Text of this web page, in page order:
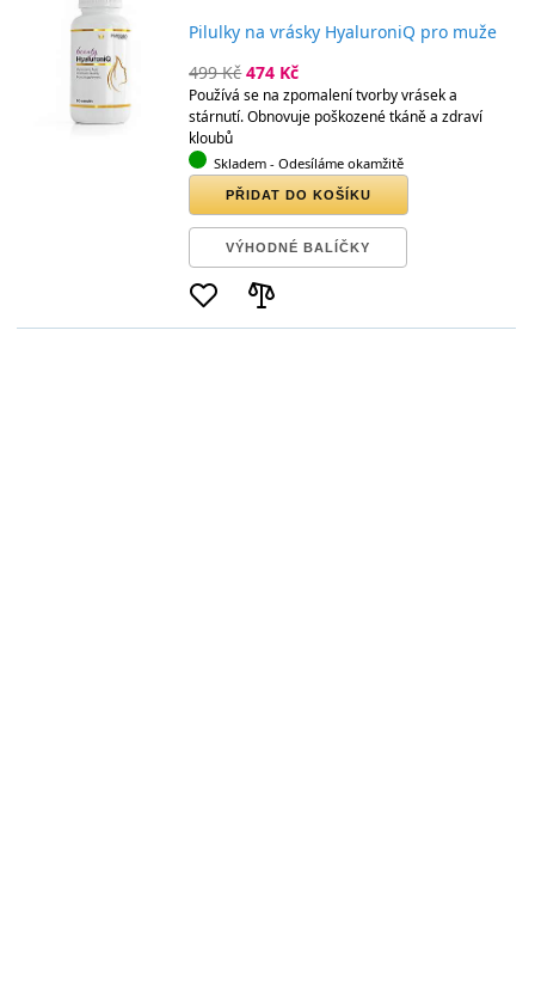
Pilulky na vrásky HyaluroniQ pro muže
499 Kč 474 Kč
Používá se na zpomalení tvorby vrásek a
stárnutí. Obnovuje poškozené tkáně a zdraví
kloubů
Skladem - Odesíláme okamžitě
PŘIDAT DO KOŠÍKU
VÝHODNÉ BALÍČKY